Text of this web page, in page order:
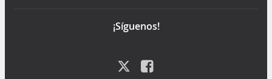
¡Síguenos!